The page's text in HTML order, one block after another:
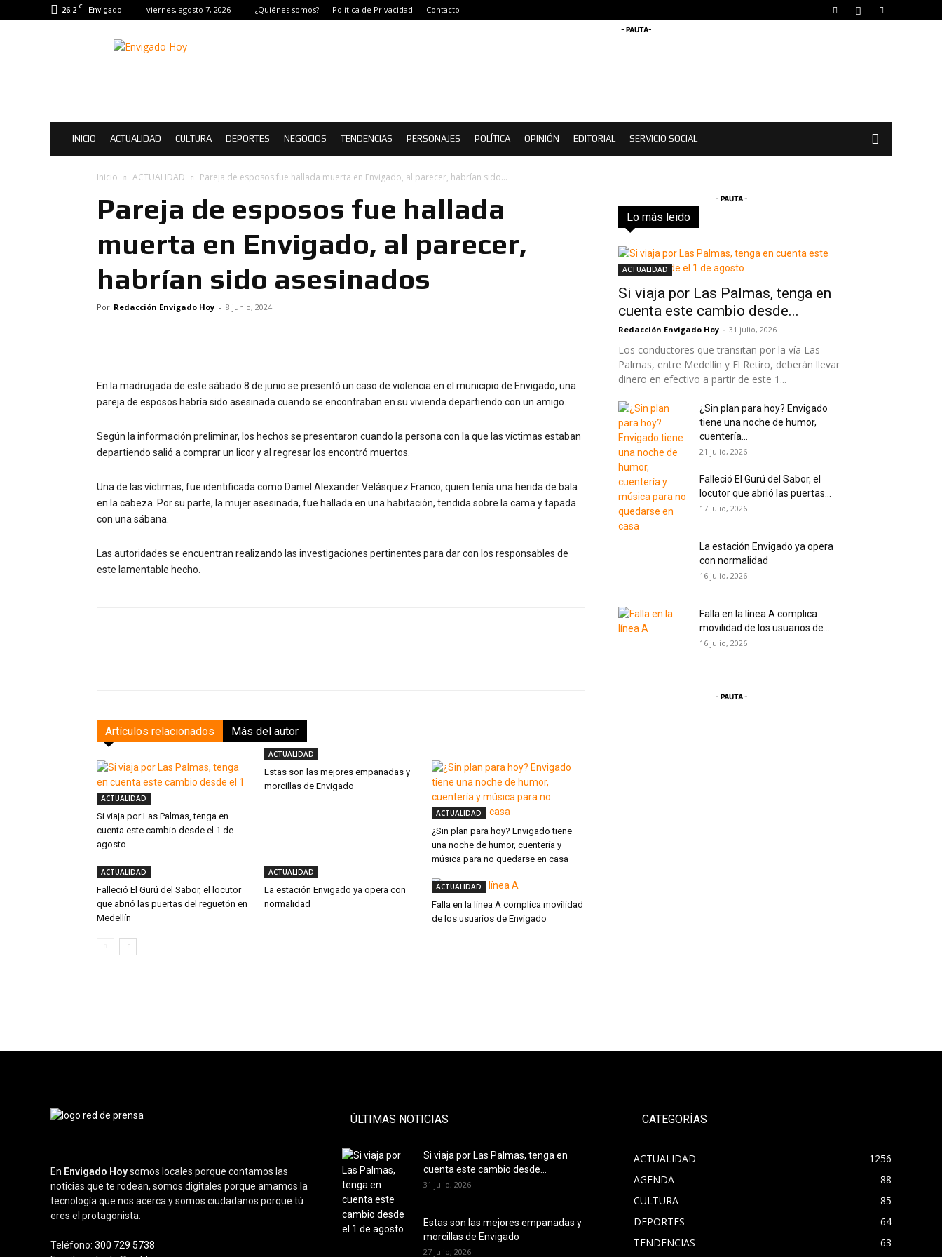
26.2 C Envigado viernes, agosto 7, 2026 ¿Quiénes somos? Política de Privacidad Contacto
Envigado
- PAUTA-
INICIO ACTUALIDAD CULTURA DEPORTES NEGOCIOS TENDENCIAS PERSONAJES POLÍTICA OPINIÓN EDITORIAL SERVICIO SOCIAL
Inicio ACTUALIDAD Pareja de esposos fue hallada muerta en Envigado, al parecer, habrían sido...
Pareja de esposos fue hallada
muerta en Envigado, al parecer,
habrían sido asesinados
Por Redacción Envigado Hoy - 8 junio, 2024
En la madrugada de este sábado 8 de junio se presentó un caso de violencia en el municipio de Envigado, una
pareja de esposos habría sido asesinada cuando se encontraban en su vivienda departiendo con un amigo.
Según la información preliminar, los hechos se presentaron cuando la persona con la que las víctimas estaban
departiendo salió a comprar un licor y al regresar los encontró muertos.
Una de las víctimas, fue identificada como Daniel Alexander Velásquez Franco, quien tenía una herida de bala
en la cabeza. Por su parte, la mujer asesinada, fue hallada en una habitación, tendida sobre la cama y tapada
con una sábana.
Las autoridades se encuentran realizando las investigaciones pertinentes para dar con los responsables de
este lamentable hecho.
Artículos relacionados Más del autor
ACTUALIDAD
Si viaja por Las Palmas, tenga en
cuenta este cambio desde el 1 de
agosto
ACTUALIDAD
Estas son las mejores empanadas y
morcillas de Envigado
ACTUALIDAD
¿Sin plan para hoy? Envigado tiene
una noche de humor, cuentería y
música para no quedarse en casa
ACTUALIDAD
Falleció El Gurú del Sabor, el locutor
que abrió las puertas del reguetón en
Medellín
ACTUALIDAD
La estación Envigado ya opera con
normalidad
ACTUALIDAD
Falla en la línea A complica movilidad
de los usuarios de Envigado
- PAUTA -
Lo más leidoTodo
ACTUALIDAD
Si viaja por Las Palmas, tenga en
cuenta este cambio desde...
Redacción Envigado Hoy - 31 julio, 2026
Los conductores que transitan por la vía Las
Palmas, entre Medellín y El Retiro, deberán llevar
dinero en efectivo a partir de este 1...
¿Sin plan para hoy? Envigado
tiene una noche de humor,
cuentería...
21 julio, 2026
Falleció El Gurú del Sabor, el
locutor que abrió las puertas...
17 julio, 2026
La estación Envigado ya opera
con normalidad
16 julio, 2026
Falla en la línea A complica
movilidad de los usuarios de...
16 julio, 2026
- PAUTA -
En Envigado Hoysomos locales porque contamos las
noticias que te rodean, somos digitales porque amamos la
tecnología que nos acerca y somos ciudadanos porque tú
eres el protagonista.
Teléfono: 300 729 5738
ÚLTIMAS NOTICIAS
Si viaja por Las Palmas, tenga en
cuenta este cambio desde...
31 julio, 2026
Estas son las mejores empanadas y
morcillas de Envigado
27 julio, 2026
CATEGORÍAS
ACTUALIDAD
1256
AGENDA
88
CULTURA
85
DEPORTES
64
TENDENCIAS
63